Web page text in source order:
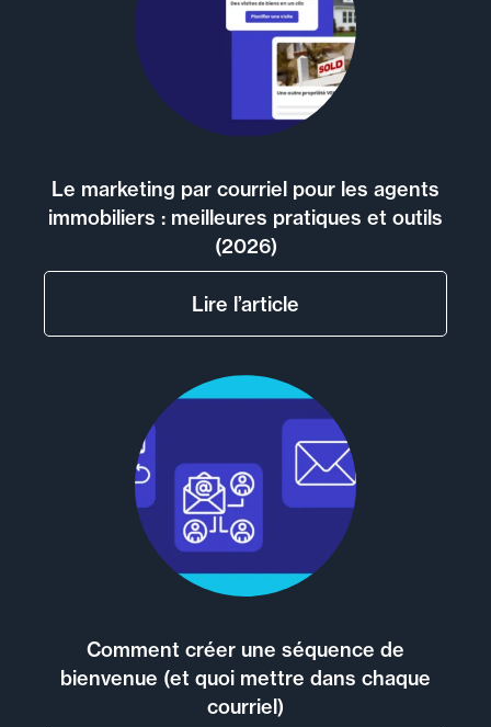
Le marketing par courriel pour les agents
immobiliers : meilleures pratiques et outils
(2026)
Lire l’article
Comment créer une séquence de
bienvenue (et quoi mettre dans chaque
courriel)